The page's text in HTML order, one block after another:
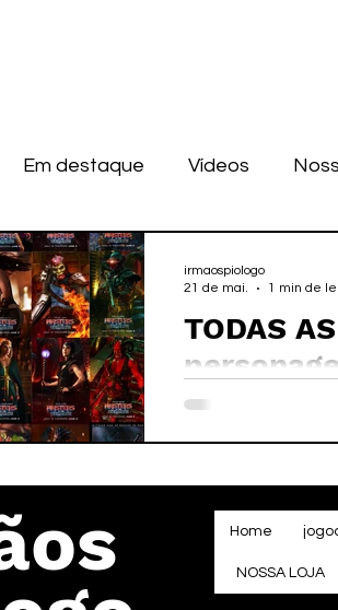
Em destaque Vídeos
Desenhos
A CELULAR BILE
TODAS
irmaospiologo
21 de mai.
1 min de
Home
NOSSA LOJA